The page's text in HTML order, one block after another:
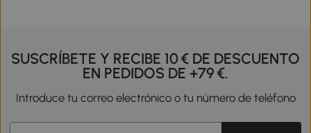
SUSCRÍBETE Y RECIBE 10 € DE DESCUENTO
EN PEDIDOS DE +79 €.
Introduce tu correo electrónico o tu número de teléfono